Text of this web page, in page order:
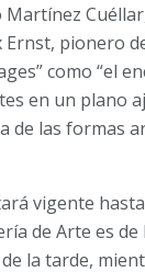
Martínez
Ernst, pionero
como “el
en un plano
de las formas
vigente
de Arte es de
la tarde,